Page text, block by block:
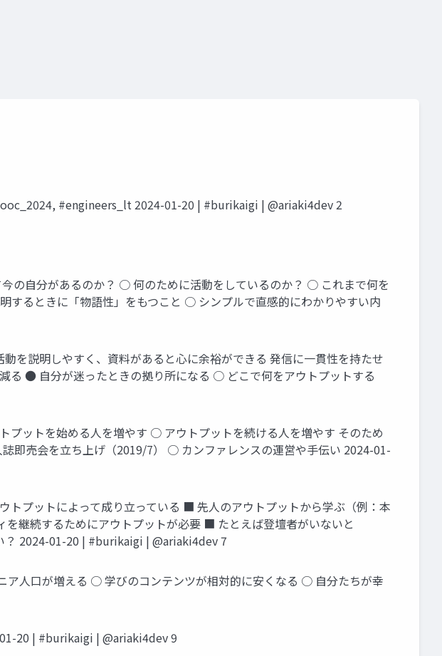
#engineers_lt 2024-01-20 | #burikaigi | @ariaki4dev 2
自分があるのか？ ○ 何のために活動をしているのか？ ○ これまで何を
るときに「物語性」をもつこと ○ シンプルで直感的にわかりやすい内
説明しやすく、資料があると心に余裕ができる 発信に一貫性を持たせ
● 自分が迷ったときの拠り所になる ○ どこで何をアウトプットする
ットを始める人を増やす ○ アウトプットを続ける人を増やす そのため
即売会を立ち上げ（2019/7） ○ カンファレンスの運営や手伝い 2024-01-
プットによって成り立っている ■ 先人のアウトプットから学ぶ（例：本
継続するためにアウトプットが必要 ■ たとえば登壇者がいないと
2024-01-20 | #burikaigi | @ariaki4dev 7
人口が増える ○ 学びのコンテンツが相対的に安くなる ○ 自分たちが幸
01-20 | #burikaigi | @ariaki4dev 9